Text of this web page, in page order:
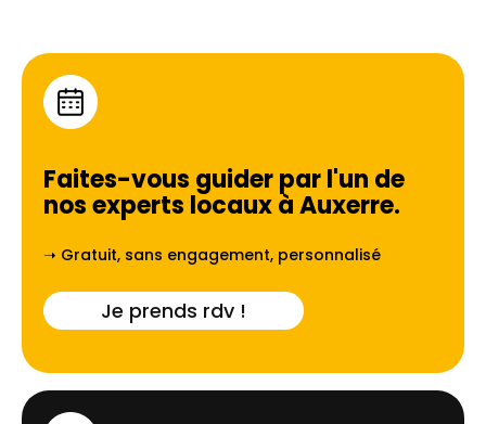
Faites-vous guider par l'un de
nos experts locaux àAuxerre.
➝ Gratuit, sans engagement, personnalisé
Je prends rdv !